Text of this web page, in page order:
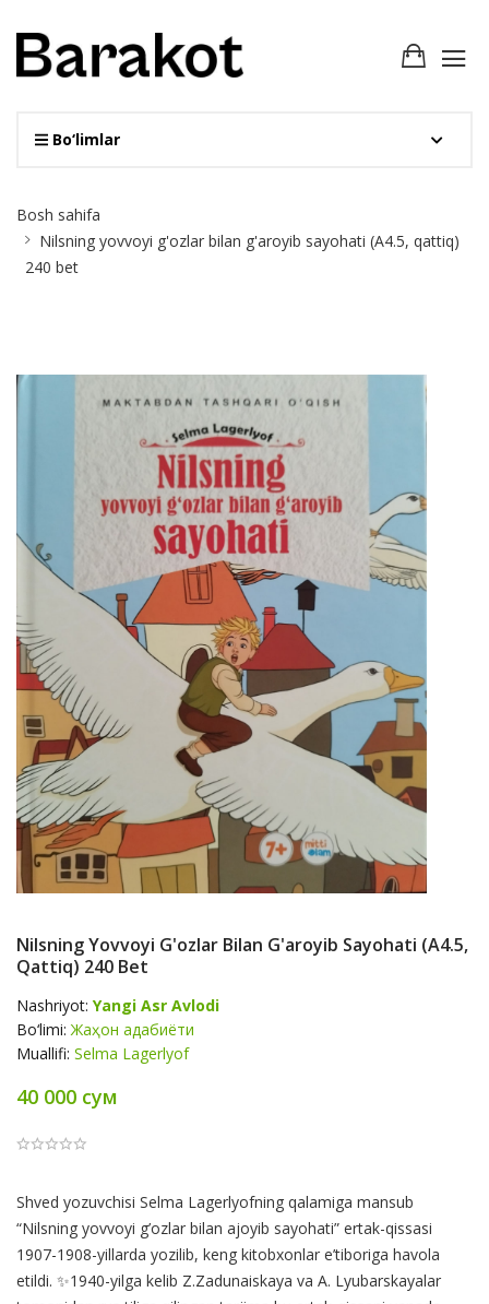
Bo‘limlar
Breadcrumb
Bosh sahifa
Nilsning yovvoyi g'ozlar bilan g'aroyib sayohati (А4.5, qattiq)
240 bet
Nilsning Yovvoyi G'ozlar Bilan G'aroyib Sayohati (А4.5,
Qattiq) 240 Bet
Nashriyot: Yangi Asr Avlodi
Bo‘limi:Жаҳон адабиёти
Muallifi: Selma Lagerlyof
40 000 сум
Product
Summery
Shved yozuvchisi Selma Lagerlyofning qalamiga mansub
“Nilsning yovvoyi g’ozlar bilan ajoyib sayohati” ertak-qissasi
1907-1908-yillarda yozilib, keng kitobxonlar e’tiboriga havola
etildi. ✨1940-yilga kelib Z.Zadunaiskaya va A. Lyubarskayalar